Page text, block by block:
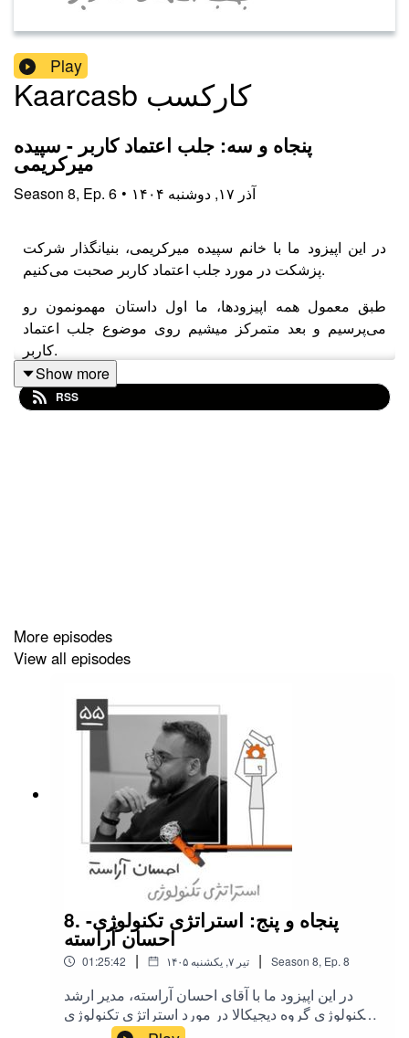
Play
Kaarcasb کارکسب
پنجاه و سه: جلب اعتماد کاربر - سپیده
میر‌کریمی
Season 8, Ep. 6 • ۱۴۰۴ آذر ۱۷, دوشنبه
در این اپیزود ما با خانم سپیده میرکریمی، ‌بنیانگذار شرکت
پزشکت در مورد جلب اعتماد کاربر‌ صحبت می‌کنیم.
می‌پرسیم و بعد متمرکز میشیم روی موضوع جلب اعتماد
کاربر.
موضوع مشترک این فصل تاب‌آوری!
تلگرام کُـ جا
شرکت
راه‌های دنبال کردن ما:
وبسایت کارکسب
اینستاگرام کارکسب
کانال یوتیوب کارکسب
کانال تلگرام کارکسب
لینکدین کارکسب
Show more
RSS
More episodes
View all episodes
8. پنجاه و پنج: استراتژی تکنولوژی-
احسان آراسته
01:25:42 | ۱۴۰۵ تیر ۷, یکشنبه | Season 8, Ep. 8
در این اپیزود ما با آقای احسان آراسته، مدیر ارشد
تکنولوژی گروه دیجیکالا در مورد استراتژی تکنولوژی
صحبت می‌کنیم. ‌‎ طبق معمول همه اپیزودها، ما اول